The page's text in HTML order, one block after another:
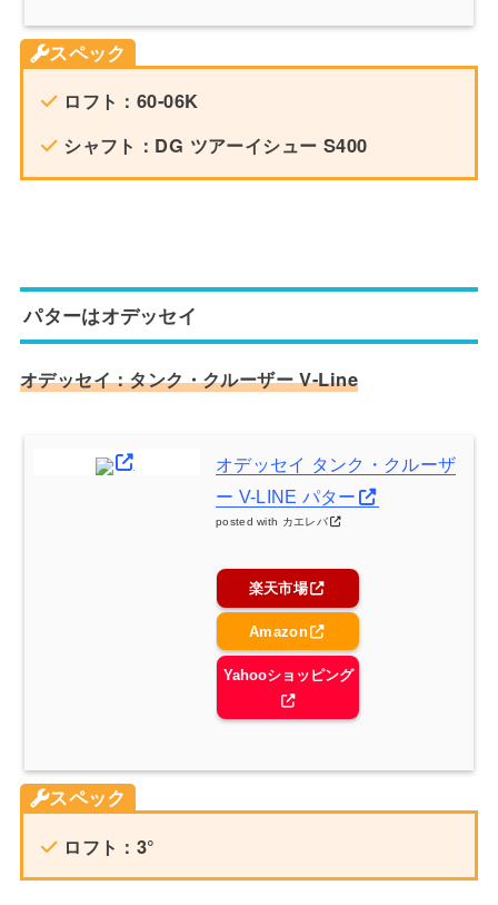
スペック
ロフト：60-06K
シャフト：DG ツアーイシュー S400
パターはオデッセイ
オデッセイ：タンク・クルーザー V-Line
オデッセイ タンク・クルーザ
ー V-LINE パター
posted with カエレバ
楽天市場
Amazon
Yahooショッピング
スペック
ロフト：3°